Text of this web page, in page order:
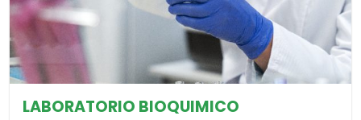
LABORATORIO BIOQUIMICO